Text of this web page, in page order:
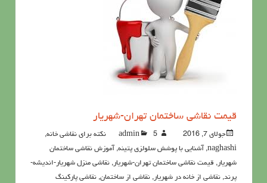
قیمت نقاشی ساختمان تهران-شهریار
جولای 7, 2016 admin 5نکته برای نقاشی خانه
,
naghashi
, آشنايي با پوشش سلولزي پتينه, آموزش نقاشی ساختمان
شهریار, قیمت نقاشی ساختمان تهران-شهریار, نقاشي منزل شهریار-اندیشه-
پرند, نقاشی از خانه در شهریار, نقاشی از ساختمان, نقاشی پارکینگ